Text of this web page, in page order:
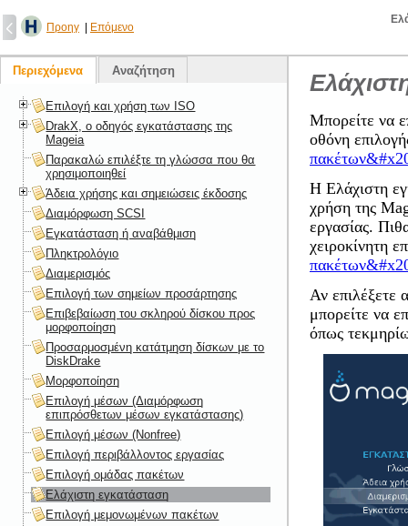
Προηγ Επόμενο
Μπορείτε να
οθόνη
Η Ελάχιστη
χρήση της
εργασίας.
χειροκίνητη
Αν επιλέξετε
μπορείτε να
όπως
Περιεχόμενα Αναζήτηση
Επιλογή και χρήση των ISO
DrakX, ο οδηγός εγκατάστασης της
Mageia
Παρακαλώ επιλέξτε τη γλώσσα που θα
χρησιμοποιηθεί
Άδεια χρήσης και σημειώσεις έκδοσης
Διαμόρφωση SCSI
Εγκατάσταση ή αναβάθμιση
Πληκτρολόγιο
Διαμερισμός
Επιλογή των σημείων προσάρτησης
Επιβεβαίωση του σκληρού δίσκου προς
μορφοποίηση
Προσαρμοσμένη κατάτμηση δίσκων με το
DiskDrake
Μορφοποίηση
Επιλογή μέσων (Διαμόρφωση
επιπρόσθετων μέσων εγκατάστασης)
Επιλογή μέσων (Nonfree)
Επιλογή περιβάλλοντος εργασίας
Επιλογή ομάδας πακέτων
Ελάχιστη εγκατάσταση
Επιλογή μεμονωμένων πακέτων